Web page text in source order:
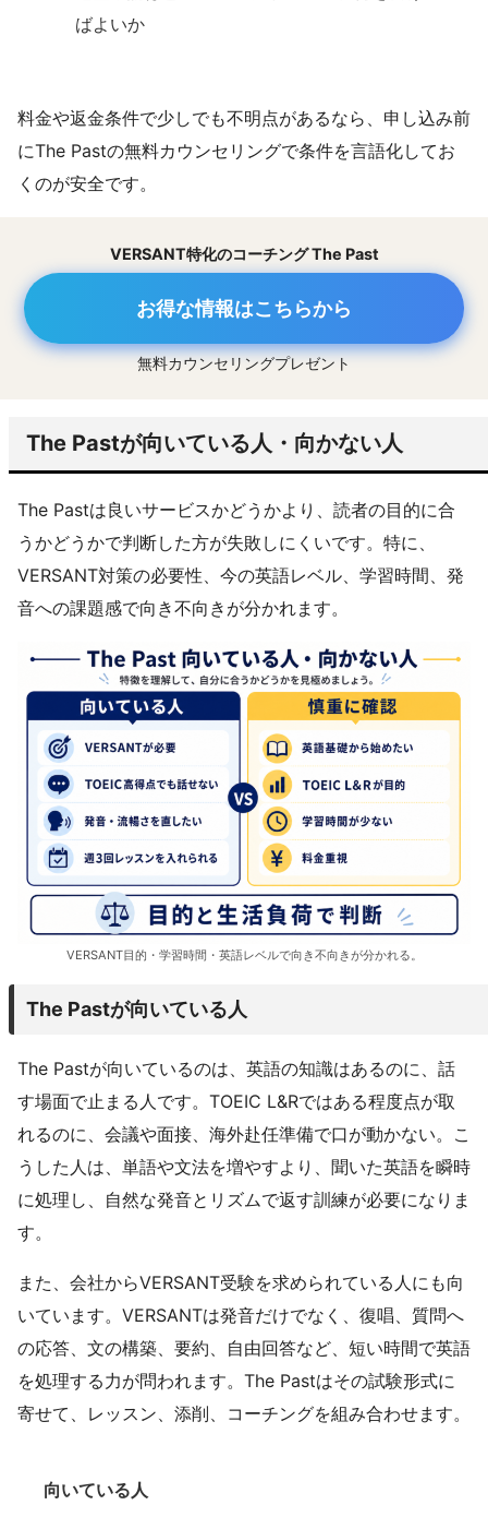
ばよいか
料金や返金条件で少しでも不明点があるなら、申し込み前
にThe Pastの無料カウンセリングで条件を言語化してお
くのが安全です。
VERSANT特化のコーチング The Past
お得な情報はこちらから
無料カウンセリングプレゼント
The Pastが向いている人・向かない人
The Pastは良いサービスかどうかより、読者の目的に合
うかどうかで判断した方が失敗しにくいです。特に、
VERSANT対策の必要性、今の英語レベル、学習時間、発
音への課題感で向き不向きが分かれます。
VERSANT目的・学習時間・英語レベルで向き不向きが分かれる。
The Pastが向いている人
The Pastが向いているのは、英語の知識はあるのに、話
す場面で止まる人です。TOEIC L&Rではある程度点が取
れるのに、会議や面接、海外赴任準備で口が動かない。こ
うした人は、単語や文法を増やすより、聞いた英語を瞬時
に処理し、自然な発音とリズムで返す訓練が必要になりま
す。
また、会社からVERSANT受験を求められている人にも向
いています。VERSANTは発音だけでなく、復唱、質問へ
の応答、文の構築、要約、自由回答など、短い時間で英語
を処理する力が問われます。The Pastはその試験形式に
寄せて、レッスン、添削、コーチングを組み合わせます。
向いている人